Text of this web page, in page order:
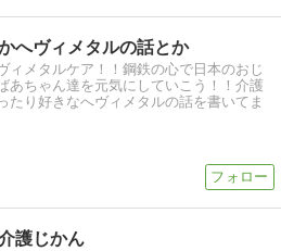
へヴィメタルの話とか
ィメタルケア！！鋼鉄の心で日本のおじ
あちゃん達を元気にしていこう！！介護
たり好きなへヴィメタルの話を書いてま
護じかん